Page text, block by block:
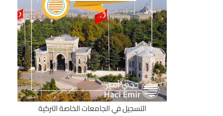
التسجيل في الجامعات الخاصة التركية